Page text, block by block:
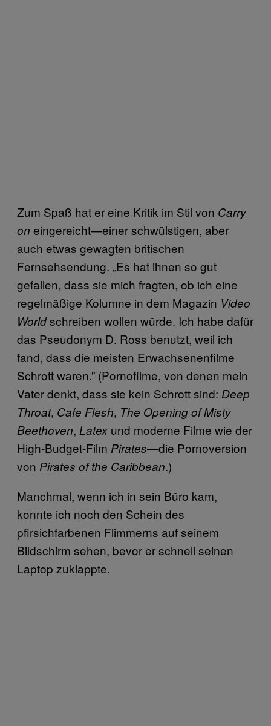
Zum Spaß hat er eine Kritik im Stil von Carry
on eingereicht—einer schwülstigen, aber
auch etwas gewagten britischen
Fernsehsendung. „Es hat ihnen so gut
gefallen, dass sie mich fragten, ob ich eine
regelmäßige Kolumne in dem Magazin Video
Worldschreiben wollen würde. Ich habe dafür
das Pseudonym D. Ross benutzt, weil ich
fand, dass die meisten Erwachsenenfilme
Schrott waren.” (Pornofilme, von denen mein
Vater denkt, dass sie kein Schrott sind: Deep
Throat, Cafe Flesh, The Opening of Misty
Beethoven, Latex und moderne Filme wie der
High-Budget-Film Pirates—die Pornoversion
von Pirates of the Caribbean.)
Manchmal, wenn ich in sein Büro kam,
konnte ich noch den Schein des
pfirsichfarbenen Flimmerns auf seinem
Bildschirm sehen, bevor er schnell seinen
Laptop zuklappte.